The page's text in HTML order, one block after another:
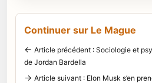
Continuer sur Le Mague
← Article précédent : Sociologie et
de Jordan Bardella
→ Article suivant : Elon Musk s’en